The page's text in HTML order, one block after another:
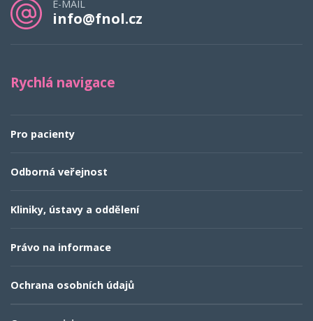
FAX
+420 588 444 126
info@fnol.cz